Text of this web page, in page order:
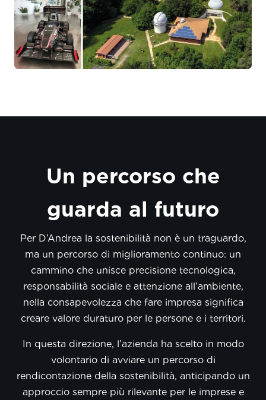
Un percorso che
guarda al futuro
Per D’Andrea la sostenibilità non è un traguardo,
ma un percorso di miglioramento continuo: un
cammino che unisce precisione tecnologica,
responsabilità sociale e attenzione all’ambiente,
nella consapevolezza che fare impresa significa
creare valore duraturo per le persone e i territori.
In questa direzione, l’azienda ha scelto in modo
volontario di avviare un percorso di
rendicontazione della sostenibilità, anticipando un
approccio sempre più rilevante per le imprese e